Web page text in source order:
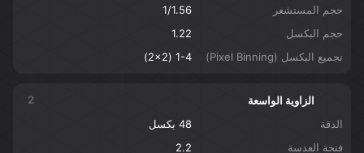
حجم المستشعر
1/1.56
حجم البكسل
1.22
تجميع البكسل (Pixel Binning)
1-4 (2x2)
الزاوية الواسعة
2
الدقة
48 بكسل
فتحة العدسة
2.2